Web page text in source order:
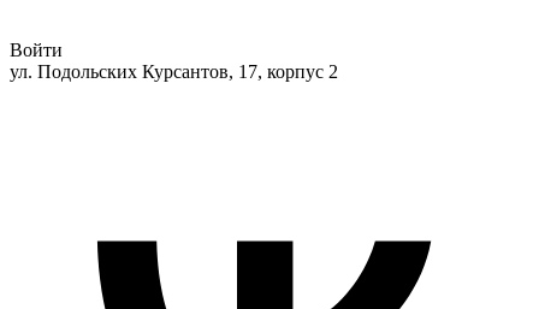
Войти
ул. Подольских Курсантов, 17, корпус 2